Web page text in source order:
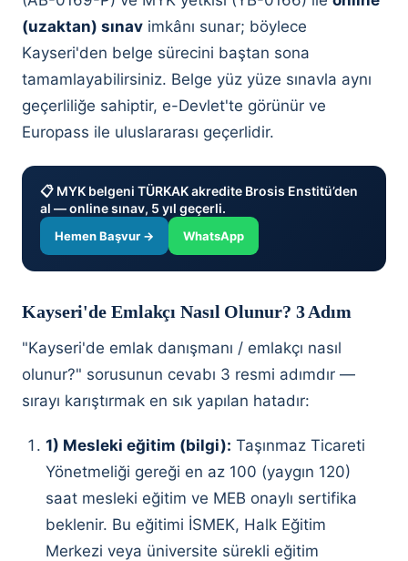
(uzaktan) sınav imkânı sunar; böylece
Kayseri'den belge sürecini baştan sona
tamamlayabilirsiniz. Belge yüz yüze sınavla aynı
geçerliliğe sahiptir, e-Devlet'te görünür ve
Europass ile uluslararası geçerlidir.
📋 MYK belgeni TÜRKAK akredite Brosis Enstitü’den
al — online sınav, 5 yıl geçerli.
Hemen Başvur → WhatsApp
Kayseri'de Emlakçı Nasıl Olunur? 3 Adım
"Kayseri'de emlak danışmanı / emlakçı nasıl
olunur?" sorusunun cevabı 3 resmi adımdır —
sırayı karıştırmak en sık yapılan hatadır:
1) Mesleki eğitim (bilgi): Taşınmaz Ticareti
Yönetmeliği gereği en az 100 (yaygın 120)
saat mesleki eğitim ve MEB onaylı sertifika
beklenir. Bu eğitimi İSMEK, Halk Eğitim
Merkezi veya üniversite sürekli eğitim